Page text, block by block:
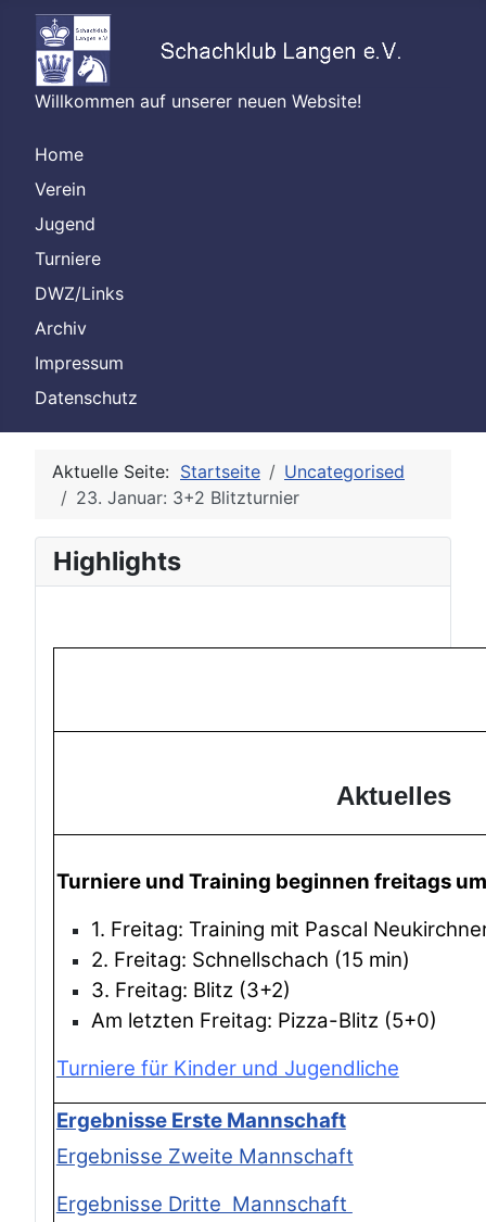
Willkommen auf unserer neuen Website!
Home
Verein
Jugend
Turniere
DWZ/Links
Archiv
Impressum
Datenschutz
Aktuelle Seite: Startseite
Uncategorised
23. Januar: 3+2 Blitzturnier
Highlights
Aktuelles
Turniere und Training beginnen freitags
1. Freitag: Training mit Pascal
2. Freitag: Schnellschach (15 min)
3. Freitag: Blitz (3+2)
Am letzten Freitag: Pizza-Blitz (5+0)
Turniere für Kinder und Jugendliche
Ergebnisse Erste Mannschaft
Ergebnisse Zweite Mannschaft
Ergebnisse Dritte Mannschaft